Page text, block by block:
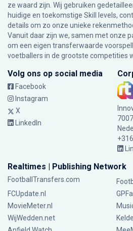
ze waard zijn. Wij gebruiken
huidige en toekomstige Skill levels,
details om zo onze unieke
Vanuit daar zijn we, samen met onze
om een eigen transferwaarde
voetballers in de grootste competities
Volg ons op social media
Facebook
Instagram
X
LinkedIn
Realtimes | Publishing Network
FootballTransfers.com
FCUpdate.nl
MovieMeter.nl
WijWedden.net